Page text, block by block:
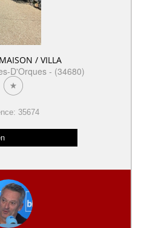
/ VILLA
D'Orques - (34680)
35674